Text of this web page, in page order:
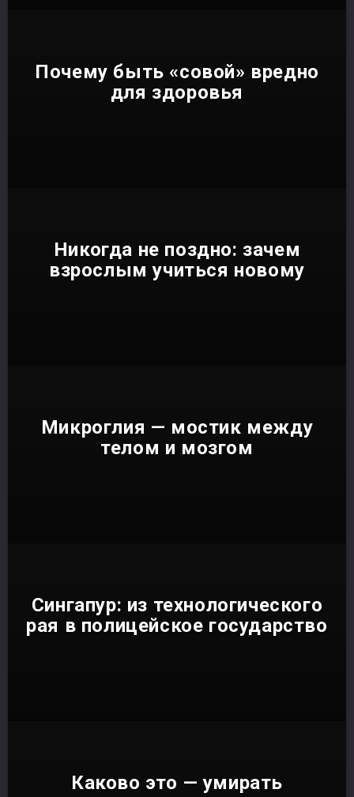
Почему быть «совой» вредно
для здоровья
Никогда не поздно: зачем
взрослым учиться новому
Микроглия — мостик между
телом и мозгом
Сингапур: из технологического
рая в полицейское государство
Каково это — умирать